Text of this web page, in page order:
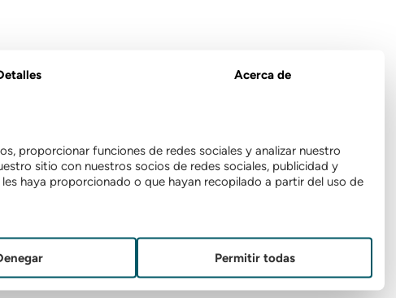
Acerca de
proporcionar funciones de redes sociales y analizar nuestro
sitio con nuestros socios de redes sociales, publicidad y
haya proporcionado o que hayan recopilado a partir del uso de
Permitir todas